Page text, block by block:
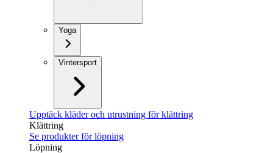
Yoga
Vintersport
Upptäck kläder och utrustning för klättring
Klättring
Se produkter för löpning
Löpning